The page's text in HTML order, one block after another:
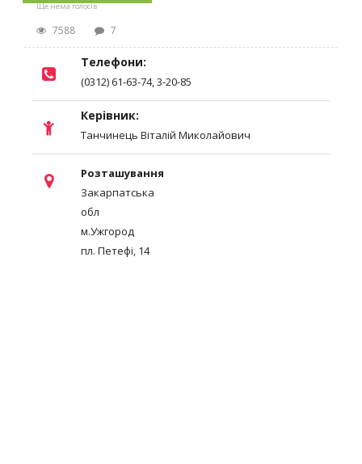
Ще нема голосів
7588 7
Телефони:
(0312) 61-63-74, 3-20-85
Керівник:
Танчинець Віталій Миколайович
Розташування
Закарпатська
обл
м.Ужгород
пл. Петефі, 14